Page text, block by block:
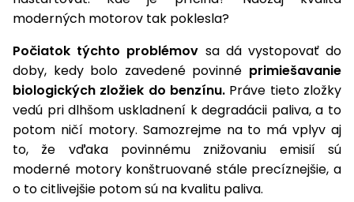
Náhradné
Vidly
Štiepačky
dreva
Drviče
vetiev
Špalíkovače
Fukáre a
vysávače
na lístie
boxy
Ochrana
rastlín
Záhradné
koše
Krhly
obrubníky
Tieniace
textílie
Odpudzovače
a pasce
stoly
Vibračné
dosky
Transportéry
Rezačky
na
vozíky
Prilby
Doplnky
moderných motorov tak poklesla?
Počiatok týchto problémov sa dá vystopovať do
doby, kedy bolo zavedené povinné primiešavanie
biologických zložiek do benzínu. Práve tieto zložky
vedú pri dlhšom uskladnení k degradácii paliva, a to
potom ničí motory. Samozrejme na to má vplyv aj
to, že vďaka povinnému znižovaniu emisií sú
moderné motory konštruované stále precíznejšie, a
o to citlivejšie potom sú na kvalitu paliva.